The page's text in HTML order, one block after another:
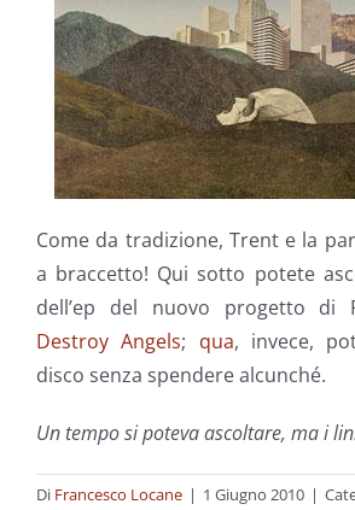
Come da tradizione, Trent e la
a braccetto! Qui sotto potete
dell’ep del nuovo progetto di
Destroy Angels; qua, invece,
disco senza spendere alcunché.
Un tempo si poteva ascoltare, ma i
Di Francesco Locane | 1 Giugno 2010 |